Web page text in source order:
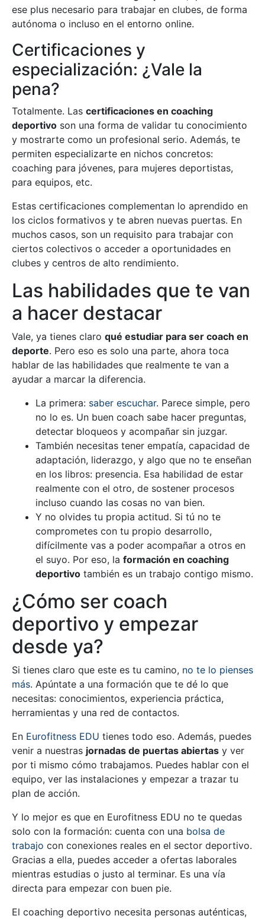
ese plus necesario para trabajar en clubes, de forma
autónoma o incluso en el entorno online.
Certificaciones y
especialización: ¿Vale la
pena?
Totalmente. Las certificaciones en coaching
deportivo son una forma de validar tu conocimiento
y mostrarte como un profesional serio. Además, te
permiten especializarte en nichos concretos:
coaching para jóvenes, para mujeres deportistas,
para equipos, etc.
Estas certificaciones complementan lo aprendido en
los ciclos formativos y te abren nuevas puertas. En
muchos casos, son un requisito para trabajar con
ciertos colectivos o acceder a oportunidades en
clubes y centros de alto rendimiento.
Las habilidades que te van
a hacer destacar
Vale, ya tienes claro qué estudiar para ser coach en
deporte. Pero eso es solo una parte, ahora toca
hablar de las habilidades que realmente te van a
ayudar a marcar la diferencia.
La primera: saber escuchar. Parece simple, pero
no lo es. Un buen coach sabe hacer preguntas,
detectar bloqueos y acompañar sin juzgar.
También necesitas tener empatía, capacidad de
adaptación, liderazgo, y algo que no te enseñan
en los libros: presencia. Esa habilidad de estar
realmente con el otro, de sostener procesos
incluso cuando las cosas no van bien.
Y no olvides tu propia actitud. Si tú no te
comprometes con tu propio desarrollo,
difícilmente vas a poder acompañar a otros en
el suyo. Por eso, la formación en coaching
deportivo también es un trabajo contigo mismo.
¿Cómo ser coach
deportivo y empezar
desde ya?
Si tienes claro que este es tu camino, no te lo pienses
más. Apúntate a una formación que te dé lo que
necesitas: conocimientos, experiencia práctica,
herramientas y una red de contactos.
En Eurofitness EDU tienes todo eso. Además, puedes
venir a nuestras jornadas de puertas abiertas y ver
por ti mismo cómo trabajamos. Puedes hablar con el
equipo, ver las instalaciones y empezar a trazar tu
plan de acción.
Y lo mejor es que en Eurofitness EDU no te quedas
solo con la formación: cuenta con una bolsa de
trabajo con conexiones reales en el sector deportivo.
Gracias a ella, puedes acceder a ofertas laborales
mientras estudias o justo al terminar. Es una vía
directa para empezar con buen pie.
El coaching deportivo necesita personas auténticas,